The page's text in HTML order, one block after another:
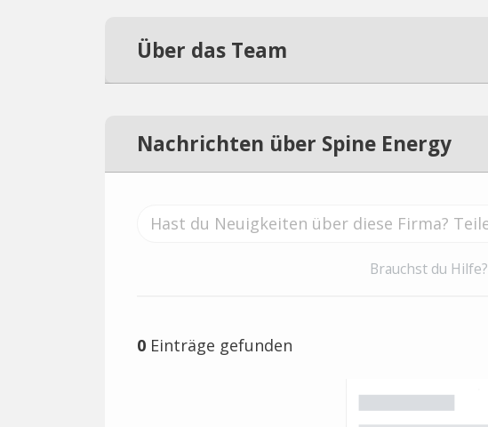
Über das Team
Nachrichten über Spine Energy
Brauchst du Hilfe?
0 Einträge gefunden